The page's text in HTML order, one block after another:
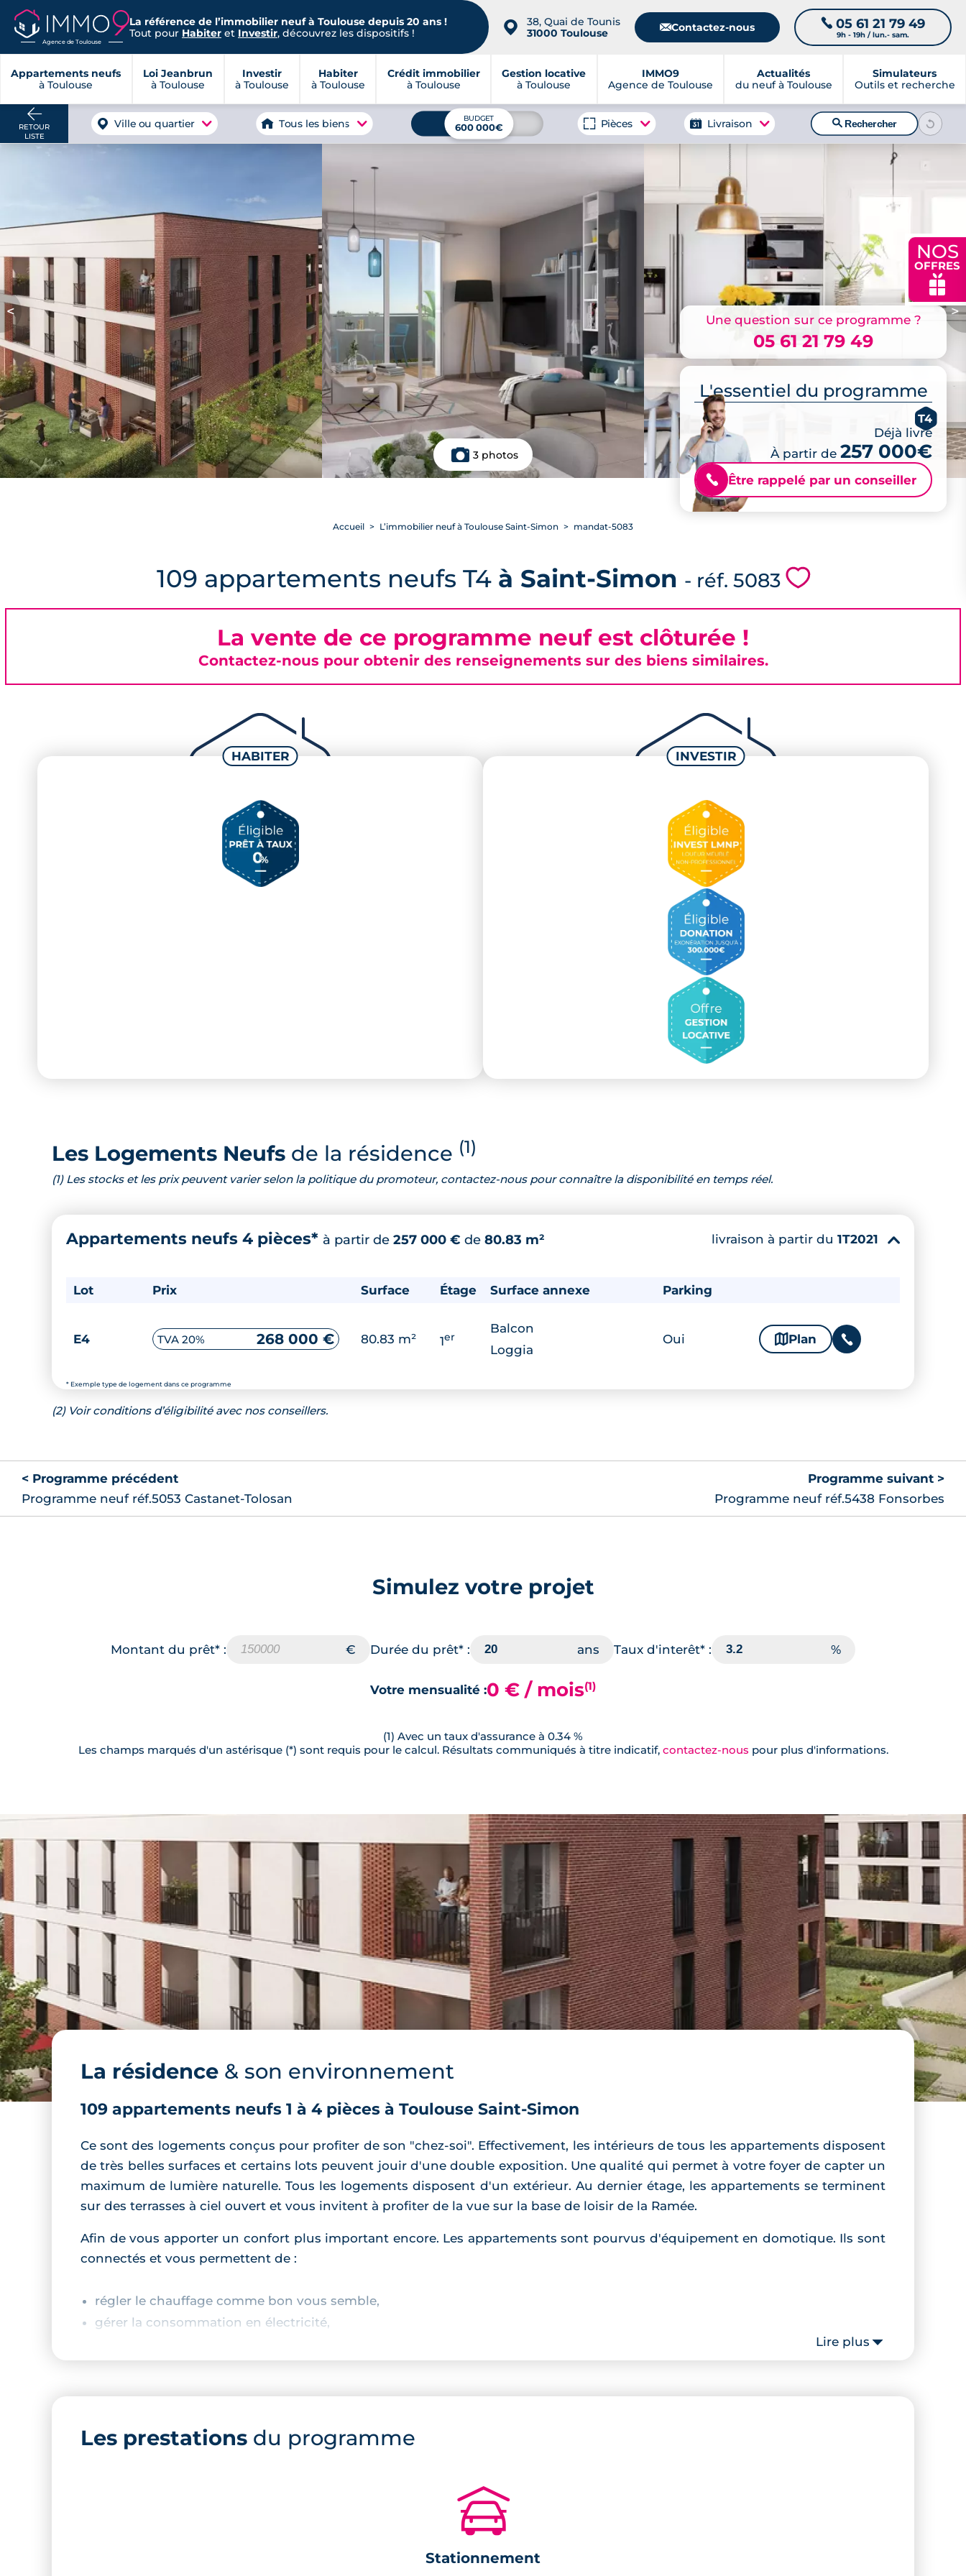
Agence de Toulouse
La référence de l’immobilier neuf à Toulouse depuis 20 ans !
Tout pour Habiter et Investir, découvrez les dispositifs ! 📍
38, Quai de Tounis
31000 Toulouse
📧Contactez-nous 📞 05 61 21 79 49
9h - 19h / lun.- sam.
Appartements neufs
à Toulouse
Loi Jeanbrun
à Toulouse
Investir
à Toulouse
Habiter
à Toulouse
Crédit immobilier
à Toulouse
Gestion locative
à Toulouse
IMMO9
Agence de Toulouse
Actualités
du neuf à Toulouse
Simulateurs
Outils et recherche
NOS
OFFRES
🎁
RETOUR
LISTE
Ville ou quartier Tous les biens BUDGET
600 000€ Pièces Livraison 🔍Rechercher
< >
3 photos
Une question sur ce programme ?
05 61 21 79 49
L'essentiel du programme
T4
Déjà livré
À partir de 257 000€
📞 Être rappelé par un conseiller
Accueil L’immobilier neuf à Toulouse Saint-Simon mandat-5083
109 appartements neufs T4 à Saint-Simon - réf. 5083 💗
La vente de ce programme neuf est clôturée !
Contactez-nous pour obtenir des renseignements sur des biens similaires.
Les Logements Neufs de la résidence (1)
(1) Les stocks et les prix peuvent varier selon la politique du promoteur, contactez-nous pour connaître la disponibilité en temps réel.
Appartements neufs 4 pièces* à partir de 257 000 € de 80.83 m²
* Exemple type de logement dans ce programme
livraison à partir du 1T2021 ▾
Lot Prix Surface Étage Surface annexe Parking
E4 TVA 20% 268 000 € 80.83 m² 1er
Balcon
Loggia
Oui 🗞 Plan 📞
(2) Voir conditions d’éligibilité avec nos conseillers.
< Programme précédent
Programme neuf réf.5053 Castanet-Tolosan
Programme suivant >
Programme neuf réf.5438 Fonsorbes
Simulez votre projet
Montant du prêt* : Durée du prêt* : Taux d'interêt* :
Votre mensualité :0 € / mois(1)
(1) Avec un taux d'assurance à 0.34 %
Les champs marqués d'un astérisque (*) sont requis pour le calcul. Résultats communiqués à titre indicatif, contactez-nous pour plus d'informations.
La résidence & son environnement
109 appartements neufs 1 à 4 pièces à Toulouse Saint-Simon
Ce sont des logements conçus pour profiter de son "chez-soi". Effectivement, les intérieurs de tous les appartements disposent
de très belles surfaces et certains lots peuvent jouir d'une double exposition. Une qualité qui permet à votre foyer de capter un
maximum de lumière naturelle. Tous les logements disposent d'un extérieur. Au dernier étage, les appartements se terminent
sur des terrasses à ciel ouvert et vous invitent à profiter de la vue sur la base de loisir de la Ramée.
Afin de vous apporter un confort plus important encore. Les appartements sont pourvus d'équipement en domotique. Ils sont
connectés et vous permettent de :
régler le chauffage comme bon vous semble,
gérer la consommation en électricité,
commander l'ouverture et la fermeture des volets roulants électriques.
cuisine équipée,
Lire plus
Les prestations du programme
🚗
Stationnement